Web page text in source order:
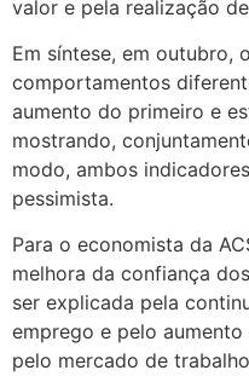
valor e pela realização
Em síntese, em outubro,
comportamentos
aumento do primeiro e
mostrando,
modo, ambos
pessimista.
Para o economista da
melhora da confiança
ser explicada pela
emprego e pelo
pelo mercado de